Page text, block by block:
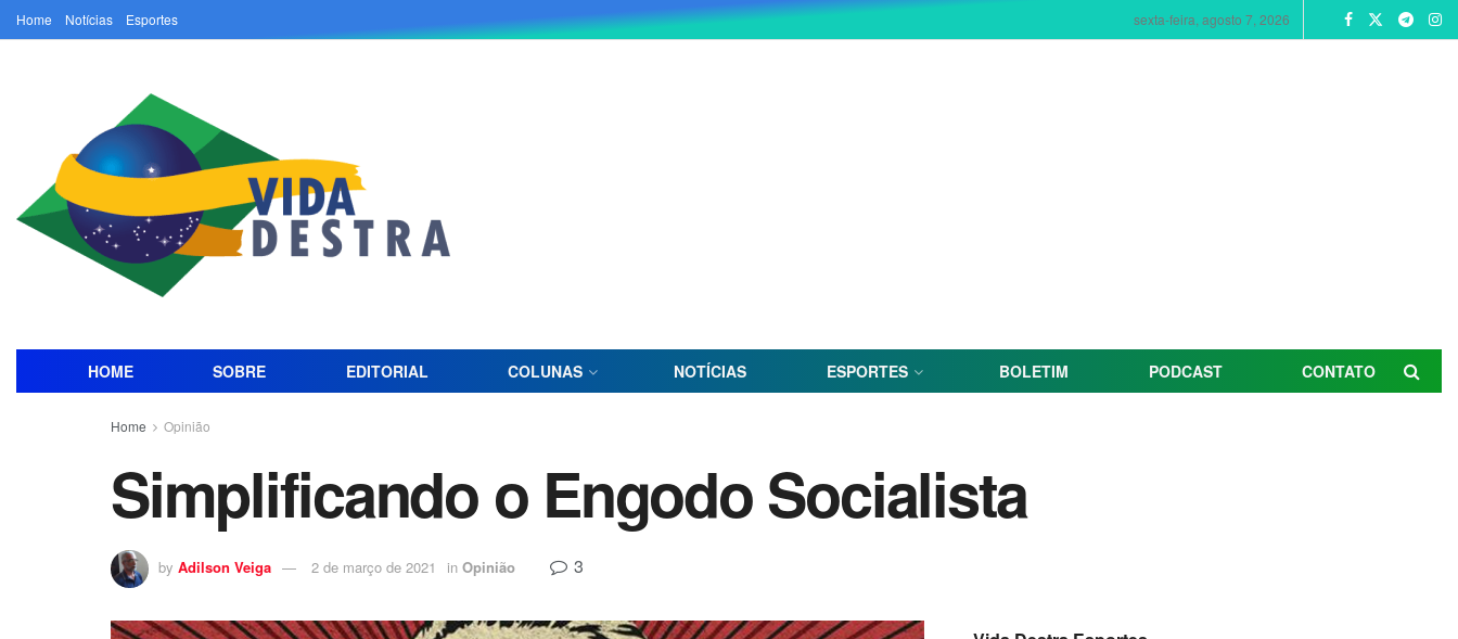
Home Notícias Esportes sexta-feira, agosto 7, 2026
HOME SOBRE EDITORIAL COLUNAS NOTÍCIAS ESPORTES BOLETIM PODCAST CONTATO
Home Opinião
Simplificando o Engodo Socialista
by Adilson Veiga 2 de março de 2021 in Opinião 3